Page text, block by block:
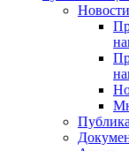
Новости